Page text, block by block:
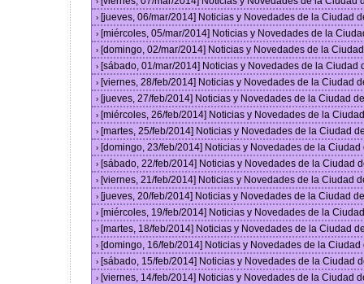
› [jueves, 06/mar/2014] Noticias y Novedades de la Ciudad
› [miércoles, 05/mar/2014] Noticias y Novedades de la
› [domingo, 02/mar/2014] Noticias y Novedades de la
› [sábado, 01/mar/2014] Noticias y Novedades de la Ciudad
› [viernes, 28/feb/2014] Noticias y Novedades de la Ciudad
› [jueves, 27/feb/2014] Noticias y Novedades de la Ciudad
› [miércoles, 26/feb/2014] Noticias y Novedades de la
› [martes, 25/feb/2014] Noticias y Novedades de la Ciudad
› [domingo, 23/feb/2014] Noticias y Novedades de la
› [sábado, 22/feb/2014] Noticias y Novedades de la Ciudad
› [viernes, 21/feb/2014] Noticias y Novedades de la Ciudad
› [jueves, 20/feb/2014] Noticias y Novedades de la Ciudad
› [miércoles, 19/feb/2014] Noticias y Novedades de la
› [martes, 18/feb/2014] Noticias y Novedades de la Ciudad
› [domingo, 16/feb/2014] Noticias y Novedades de la
› [sábado, 15/feb/2014] Noticias y Novedades de la Ciudad
› [viernes, 14/feb/2014] Noticias y Novedades de la Ciudad